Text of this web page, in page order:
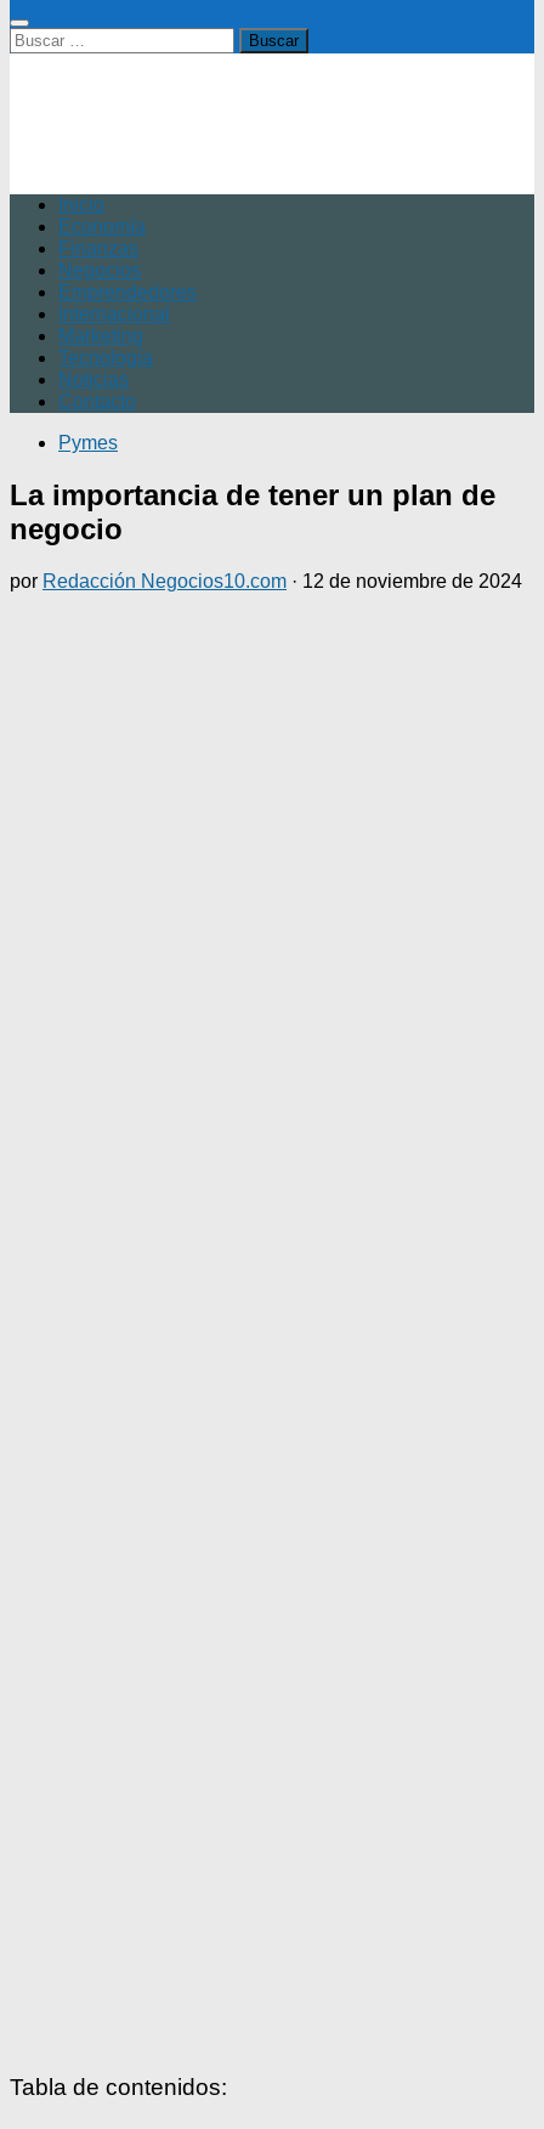
Buscar:
Inicio
Economía
Finanzas
Negocios
Emprendedores
Internacional
Marketing
Tecnología
Noticias
Contacto
Pymes
La importancia de tener un plan de
negocio
por Redacción Negocios10.com · 12 de noviembre de 2024
Tabla de contenidos: